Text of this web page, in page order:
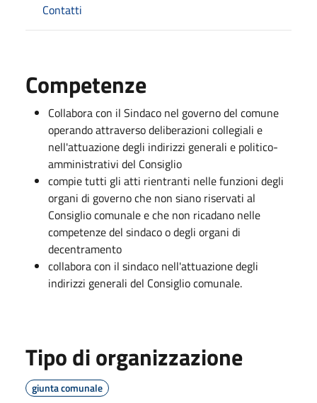
Contatti
Competenze
Collabora con il Sindaco nel governo del comune
operando attraverso deliberazioni collegiali e
nell'attuazione degli indirizzi generali e politico-
amministrativi del Consiglio
compie tutti gli atti rientranti nelle funzioni degli
organi di governo che non siano riservati al
Consiglio comunale e che non ricadano nelle
competenze del sindaco o degli organi di
decentramento
collabora con il sindaco nell'attuazione degli
indirizzi generali del Consiglio comunale.
Tipo di organizzazione
giunta comunale